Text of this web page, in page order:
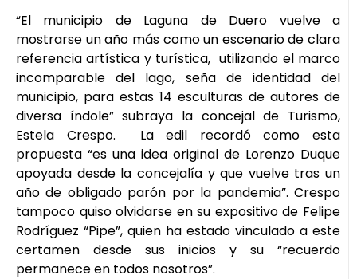
“El municipio de Laguna de Duero vuelve a
mostrarse un año más como un escenario de clara
referencia artística y turística, utilizando el marco
incomparable del lago, seña de identidad del
municipio, para estas 14 esculturas de autores de
diversa índole” subraya la concejal de Turismo,
Estela Crespo. La edil recordó como esta
propuesta “es una idea original de Lorenzo Duque
apoyada desde la concejalía y que vuelve tras un
año de obligado parón por la pandemia”. Crespo
tampoco quiso olvidarse en su expositivo de Felipe
Rodríguez “Pipe”, quien ha estado vinculado a este
certamen desde sus inicios y su “recuerdo
permanece en todos nosotros”.